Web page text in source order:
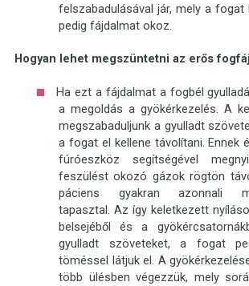
felszabadulásával jár, mely a fogat
pedig fájdalmat okoz.
Hogyan lehet megszüntetni az erős
Ha ezt a fájdalmat a fogbél
a megoldás a gyökérkezelés. A
megszabaduljunk a gyulladt
a fogat el kellene távolítani. Ennek
fúróeszköz segítségével
feszülést okozó gázok rögtön
páciens gyakran azonnali
tapasztal. Az így keletkezett
belsejéből és a
gyulladt szöveteket, a fogat
töméssel látjuk el. A
több ülésben végezzük, mely